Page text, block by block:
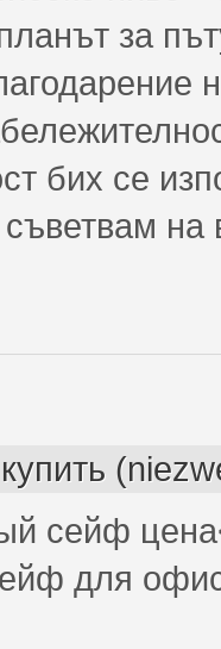
за
бих се
на
сейф
для